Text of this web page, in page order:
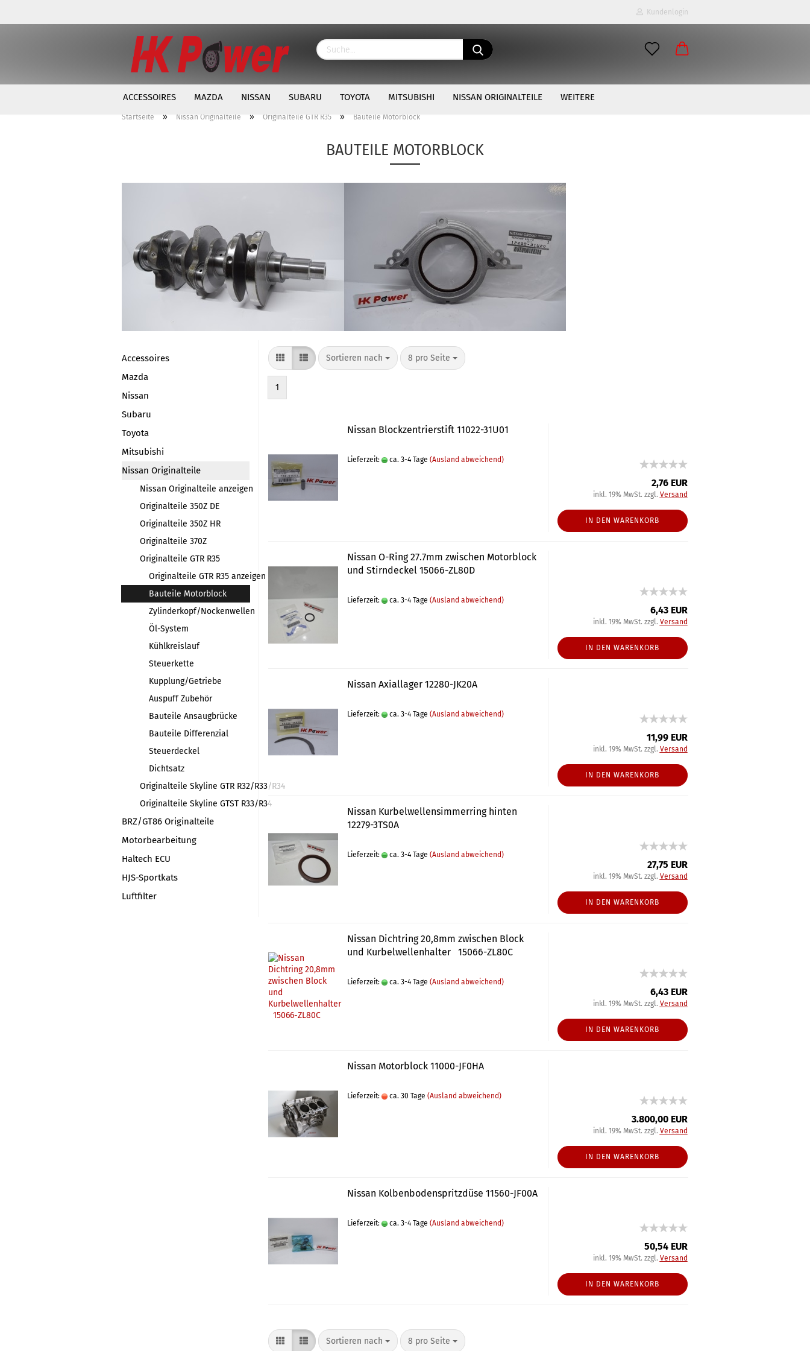
Kundenlogin
Konto erstellen
ACCESSOIRES MAZDA NISSAN SUBARU TOYOTA MITSUBISHI NISSAN ORIGINALTEILE WEITERE
Startseite » Nissan Originalteile » Originalteile GTR R35 » Bauteile Motorblock
BAUTEILE MOTORBLOCK
Accessoires
Mazda
Nissan
Subaru
Toyota
Mitsubishi
Nissan Originalteile
Nissan Originalteile anzeigen
Originalteile 350Z DE
Originalteile 350Z HR
Originalteile 370Z
Originalteile GTR R35
Originalteile GTR R35 anzeigen
Bauteile Motorblock
Zylinderkopf/Nockenwellen
Öl-System
Kühlkreislauf
Steuerkette
Kupplung/Getriebe
Auspuff Zubehör
Bauteile Ansaugbrücke
Bauteile Differenzial
Steuerdeckel
Dichtsatz
Originalteile Skyline GTR R32/R33/R34
Originalteile Skyline GTST R33/R34
BRZ/GT86 Originalteile
Motorbearbeitung
Haltech ECU
HJS-Sportkats
Luftfilter
Sortieren nach 8 pro Seite
1
Nissan Blockzentrierstift 11022-31U01
Lieferzeit: ca. 3-4 Tage (Ausland abweichend)
2,76 EUR
inkl. 19% MwSt. zzgl. Versand
IN DEN WARENKORB
Nissan O-Ring 27.7mm zwischen Motorblock
und Stirndeckel 15066-ZL80D
Lieferzeit: ca. 3-4 Tage (Ausland abweichend)
6,43 EUR
inkl. 19% MwSt. zzgl. Versand
IN DEN WARENKORB
Nissan Axiallager 12280-JK20A
Lieferzeit: ca. 3-4 Tage (Ausland abweichend)
11,99 EUR
inkl. 19% MwSt. zzgl. Versand
IN DEN WARENKORB
Nissan Kurbelwellensimmerring hinten
12279-3TS0A
Lieferzeit: ca. 3-4 Tage (Ausland abweichend)
27,75 EUR
inkl. 19% MwSt. zzgl. Versand
IN DEN WARENKORB
Nissan Dichtring 20,8mm zwischen Block
und Kurbelwellenhalter 15066-ZL80C
Lieferzeit: ca. 3-4 Tage (Ausland abweichend)
6,43 EUR
inkl. 19% MwSt. zzgl. Versand
IN DEN WARENKORB
Nissan Motorblock 11000-JF0HA
Lieferzeit: ca. 30 Tage (Ausland abweichend)
3.800,00 EUR
inkl. 19% MwSt. zzgl. Versand
IN DEN WARENKORB
Nissan Kolbenbodenspritzdüse 11560-JF00A
Lieferzeit: ca. 3-4 Tage (Ausland abweichend)
50,54 EUR
inkl. 19% MwSt. zzgl. Versand
IN DEN WARENKORB
Sortieren nach 8 pro Seite